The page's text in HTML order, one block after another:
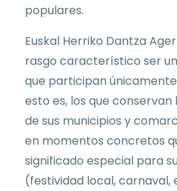
populares.
Euskal Herriko Dantza
rasgo característico ser
que participan
esto es, los que conservan
de sus municipios y
en momentos concretos
significado especial para
(festividad local, carnaval,